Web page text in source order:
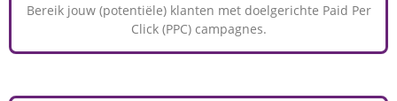
Bereik jouw (potentiële) klanten met doelgerichte Paid Per
Click (PPC) campagnes.